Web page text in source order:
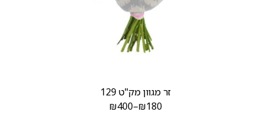
זר מגוון מק"ט 129
₪180
–
₪400